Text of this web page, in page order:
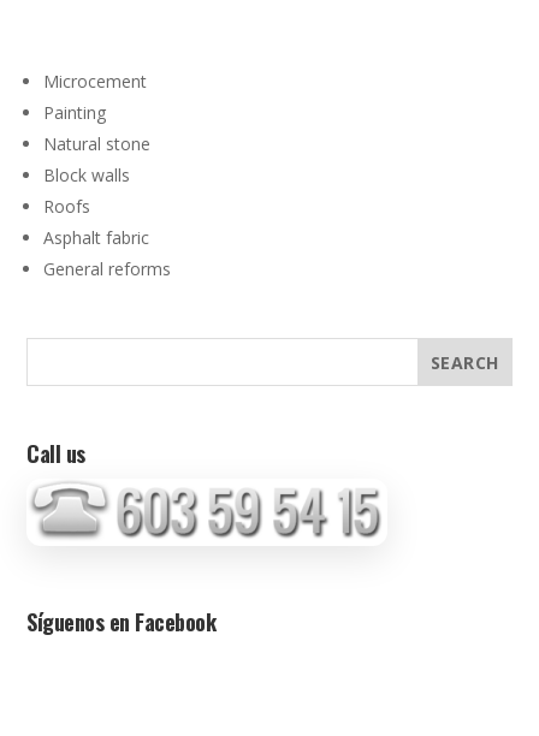
Microcement
Painting
Natural stone
Block walls
Roofs
Asphalt fabric
General reforms
Call us
Síguenos en Facebook